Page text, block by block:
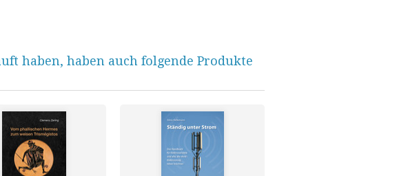
haben, haben auch folgende Produkte